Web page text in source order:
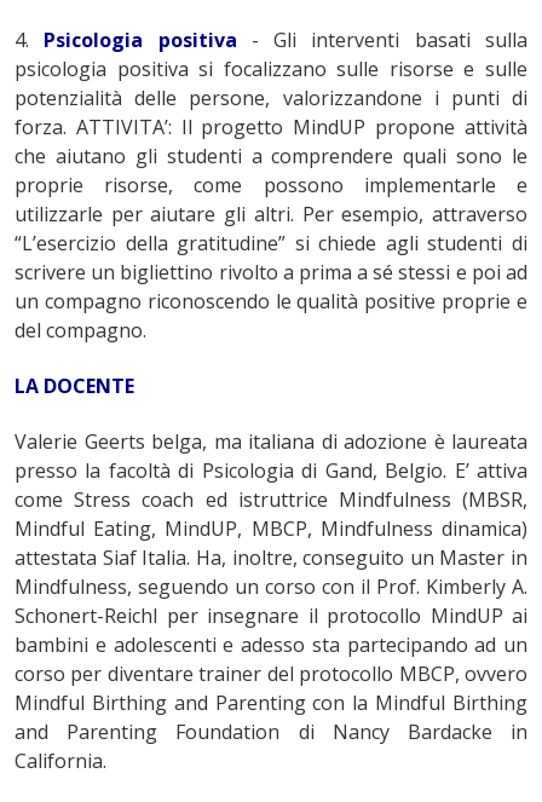
4. Psicologia positiva - Gli interventi basati sulla
psicologia positiva si focalizzano sulle risorse e sulle
potenzialità delle persone, valorizzandone i punti di
forza. ATTIVITA’: Il progetto MindUP propone attività
che aiutano gli studenti a comprendere quali sono le
proprie risorse, come possono implementarle e
utilizzarle per aiutare gli altri. Per esempio, attraverso
“L’esercizio della gratitudine” si chiede agli studenti di
scrivere un bigliettino rivolto a prima a sé stessi e poi ad
un compagno riconoscendo le qualità positive proprie e
del compagno.
LA DOCENTE
Valerie Geerts belga, ma italiana di adozione è laureata
presso la facoltà di Psicologia di Gand, Belgio. E’ attiva
come Stress coach ed istruttrice Mindfulness (MBSR,
Mindful Eating, MindUP, MBCP, Mindfulness dinamica)
attestata Siaf Italia. Ha, inoltre, conseguito un Master in
Mindfulness, seguendo un corso con il Prof. Kimberly A.
Schonert-Reichl per insegnare il protocollo MindUP ai
bambini e adolescenti e adesso sta partecipando ad un
corso per diventare trainer del protocollo MBCP, ovvero
Mindful Birthing and Parenting con la Mindful Birthing
and Parenting Foundation di Nancy Bardacke in
California.